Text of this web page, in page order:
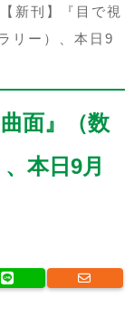
【新刊】『目で視
リー）、本日9
面』（数
本日9月